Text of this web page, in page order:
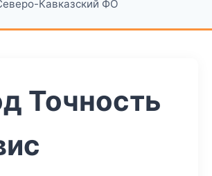
Кавказский ФО
Точность